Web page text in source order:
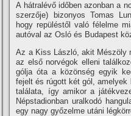
A hátralévő időben azonban a
szerzője) bizonyos Tomas
hogy repüléstől való félelme
autóval az Osló és Budapest
Az a Kiss László, akit Mészöly
az első norvégok elleni
gólja óta a közönség egyik
fejelt és rúgott két gól,
találata, í­gy amikor a
Népstadionban uralkodó
egy nagy győzelme utáni